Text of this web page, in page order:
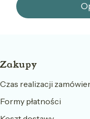
Linki w stopce
Zakupy
Czas realizacji
Formy płatności